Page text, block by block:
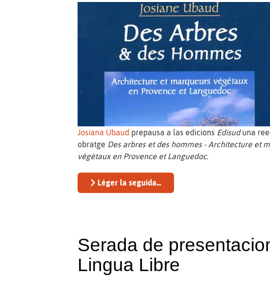
Josiana Ubaud prepausa a las edicions Edisuduna
obratge Des arbres et des hommes - Architecture et
végétaux en Provence et Languedoc.
Léger la seguida...
Serada de
Lingua Libre